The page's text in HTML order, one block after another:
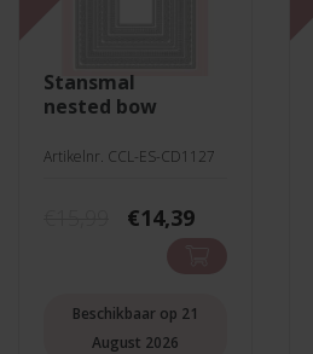
stansmal
nested bow
Artikelnr. CCL-ES-CD1127
Oorspronkelijke
prijs
was:
€15,99.
€14,39Huidige
prijs
is:
€14,39.
Beschikbaar op 21
August 2026